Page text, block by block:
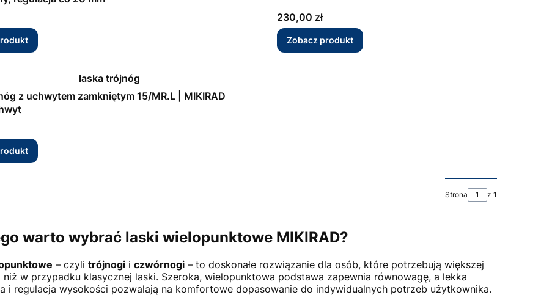
Cena
230,00 zł
Zobacz produkt
z uchwytem zamkniętym 15/MR.L | MIKIRAD
Strona z 1
warto wybrać laski wielopunktowe MIKIRAD?
– czyli trójnogi i czwórnogi – to doskonałe rozwiązanie dla osób, które potrzebują większej
niż w przypadku klasycznej laski. Szeroka, wielopunktowa podstawa zapewnia równowagę, a lekka
i regulacja wysokości pozwalają na komfortowe dopasowanie do indywidualnych potrzeb użytkownika.